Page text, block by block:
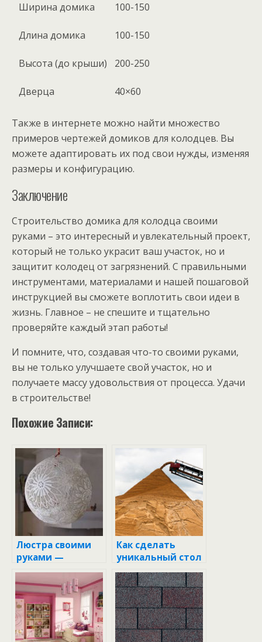
Ширина домика
100-150
Длина домика 100-150
Высота (до крыши) 200-250
Дверца 40×60
Также в интернете можно найти множество
примеров чертежей домиков для колодцев. Вы
можете адаптировать их под свои нужды, изменяя
размеры и конфигурацию.
Заключение
Строительство домика для колодца своими
руками – это интересный и увлекательный проект,
который не только украсит ваш участок, но и
защитит колодец от загрязнений. С правильными
инструментами, материалами и нашей пошаговой
инструкцией вы сможете воплотить свои идеи в
жизнь. Главное – не спешите и тщательно
проверяйте каждый этап работы!
И помните, что, создавая что-то своими руками,
вы не только улучшаете свой участок, но и
получаете массу удовольствия от процесса. Удачи
в строительстве!
Похожие Записи:
Люстра своими
руками —
пошаговая
инструкция для
начинающих (50
фото)
Как сделать
уникальный стол
для беседки
своими руками:
пошаговая
инструкция и
советы